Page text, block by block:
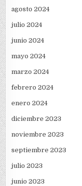
agosto 2024
julio 2024
junio 2024
mayo 2024
marzo 2024
febrero 2024
enero 2024
diciembre 2023
noviembre 2023
septiembre 2023
julio 2023
junio 2023